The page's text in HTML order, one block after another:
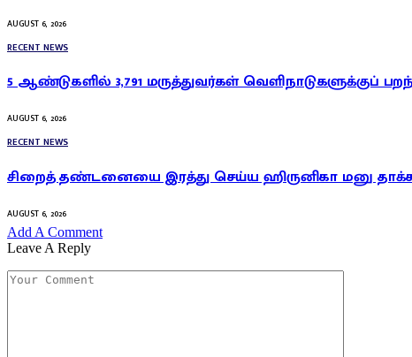
AUGUST 6, 2026
RECENT NEWS
5 ஆண்டுகளில் 3,791 மருத்துவர்கள் வெளிநாடுகளுக்குப்
AUGUST 6, 2026
RECENT NEWS
சிறைத் தண்டனையை இரத்து செய்ய ஹிருனிகா மனு
AUGUST 6, 2026
Add A Comment
Leave A Reply